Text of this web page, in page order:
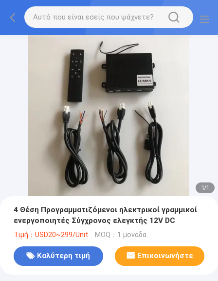
1/1
4 Θέση Προγραμματιζόμενοι ηλεκτρικοί γραμμικοί
ενεργοποιητές Σύγχρονος ελεγκτής 12V DC
Τιμή：USD20~299/Unit MOQ：1 μονάδα
Καλύτερη τιμή Επικοινωνήστε